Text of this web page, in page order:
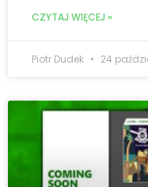
CZYTAJ WIĘCEJ »
Piotr Dudek 24